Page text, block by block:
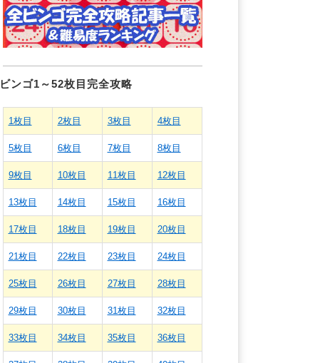
ビンゴ1～52枚目完全攻略
1枚目 2枚目 3枚目 4枚目
5枚目 6枚目 7枚目 8枚目
9枚目 10枚目 11枚目 12枚目
13枚目 14枚目 15枚目 16枚目
17枚目 18枚目 19枚目 20枚目
21枚目 22枚目 23枚目 24枚目
25枚目 26枚目 27枚目 28枚目
29枚目 30枚目 31枚目 32枚目
33枚目 34枚目 35枚目 36枚目